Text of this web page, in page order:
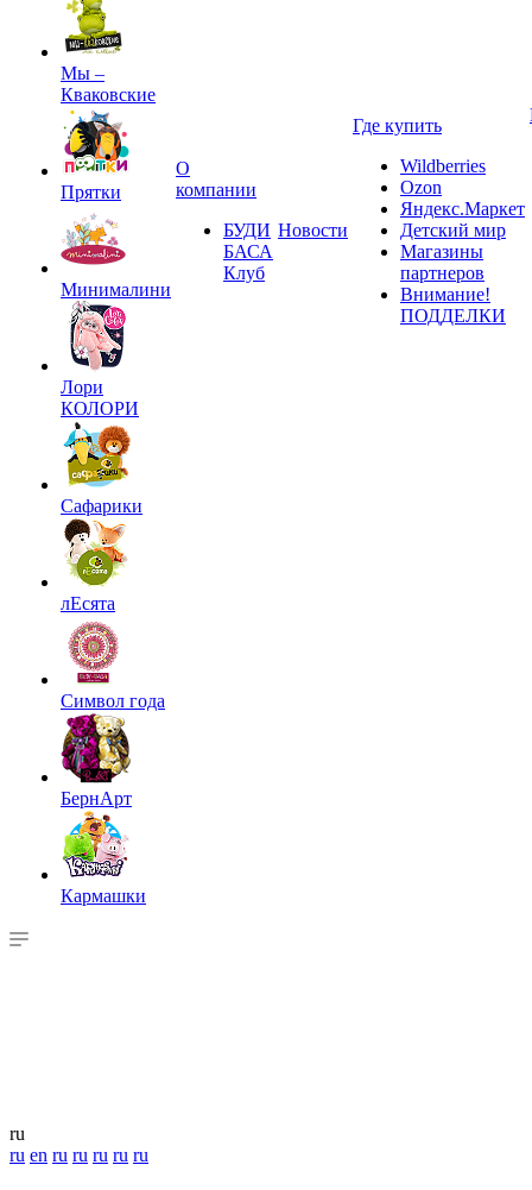
Мы –
Кваковские
Прятки
Минималини
Лори
КОЛОРИ
Сафарики
лЕсята
Символ года
БернАрт
Кармашки
О
компании
БУДИ
БАСА
Клуб
Новости
Где купить
Wildberries
Ozon
Яндекс.Маркет
Детский мир
Магазины
партнеров
Внимание!
ПОДДЕЛКИ
ru
ru en ru ru ru ru ru